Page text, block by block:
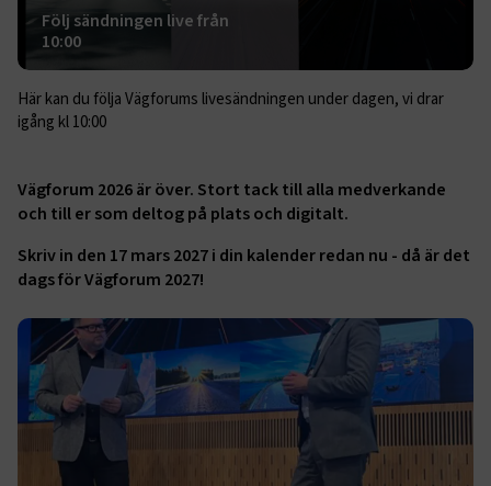
Följ sändningen live från
10:00
Här kan du följa Vägforums livesändningen under dagen, vi drar
igång kl 10:00
Vägforum 2026 är över. Stort tack till alla medverkande
och till er som deltog på plats och digitalt.
Skriv in den 17 mars 2027 i din kalender redan nu - då är det
dags för Vägforum 2027!